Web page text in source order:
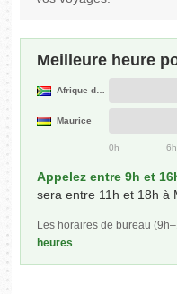
Meilleure heure
Afrique du Sud
Maurice
0h 6h
Appelez entre 9h et
sera entre 11h et 18h à
Les horaires de bureau
heures.